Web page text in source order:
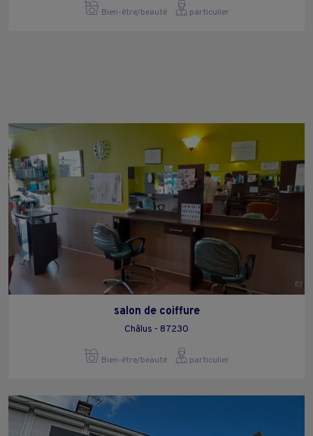
Bien-être/beauté particulier
salon de coiffure
Châlus - 87230
Bien-être/beauté particulier